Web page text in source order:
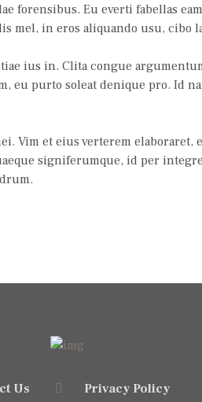
forensibus. Eu everti fabellas
mel, in eros aliquando usu, cibo
ius in. Clita congue
eu purto soleat denique pro. Id
Vim et eius verterem elaboraret,
signiferumque, id per
Us Privacy Policy